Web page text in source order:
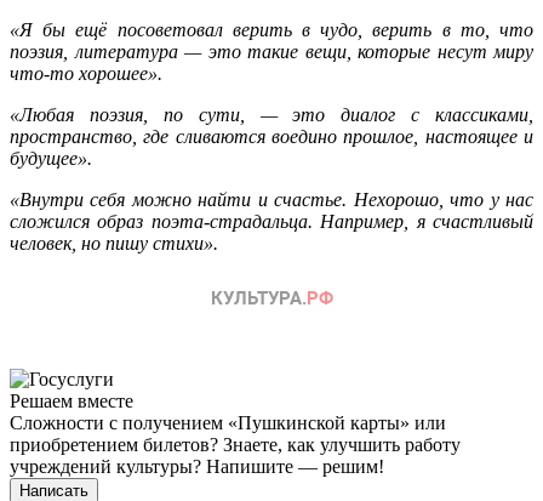
«Я бы ещё посоветовал верить в чудо, верить в то, что
поэзия, литература — это такие вещи, которые несут миру
что-то хорошее».
«Любая поэзия, по сути, — это диалог с классиками,
пространство, где сливаются воедино прошлое, настоящее и
будущее».
«Внутри себя можно найти и счастье. Нехорошо, что у нас
сложился образ поэта-страдальца. Например, я счастливый
человек, но пишу стихи».
Решаем вместе
Сложности с получением «Пушкинской карты» или
приобретением билетов? Знаете, как улучшить работу
учреждений культуры? Напишите — решим!
Написать